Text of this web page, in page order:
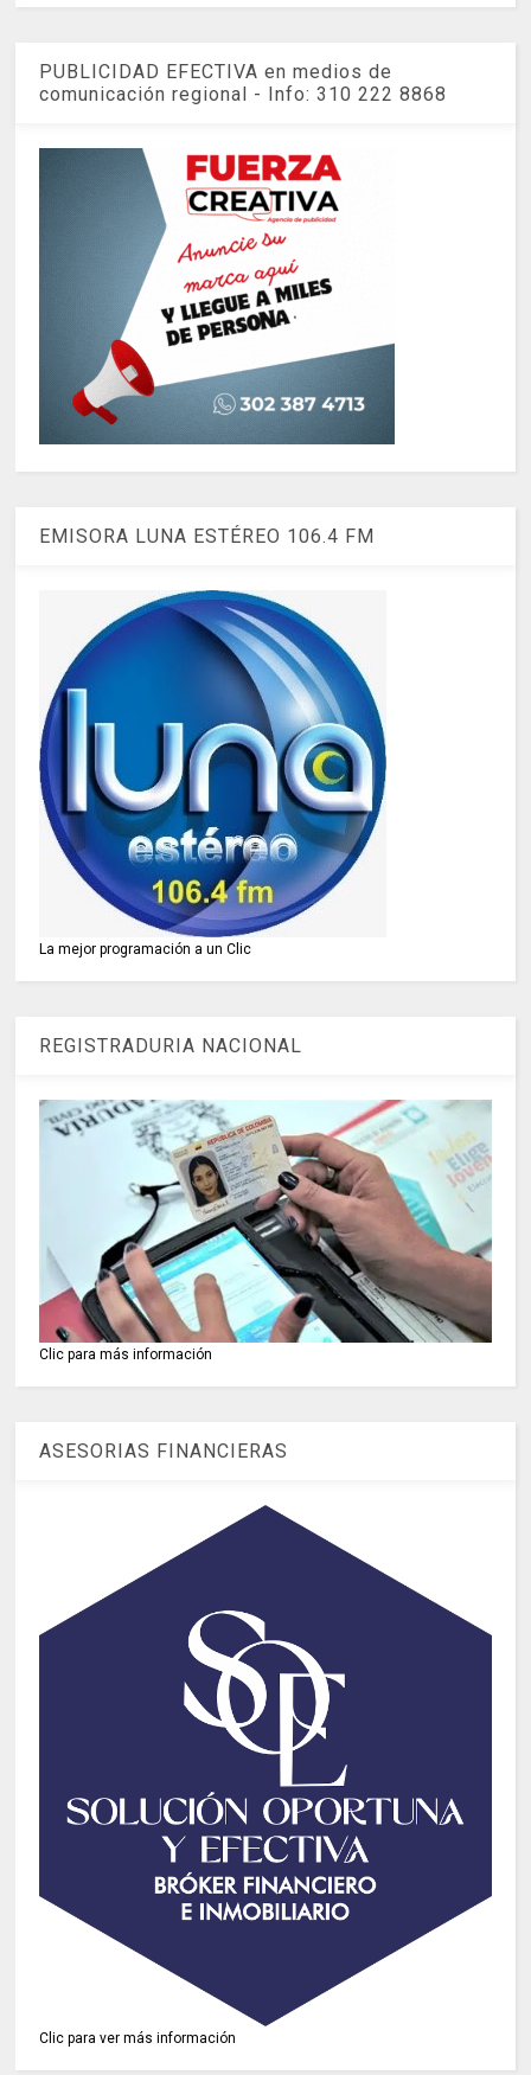
PUBLICIDAD EFECTIVA en medios de
comunicación regional - Info: 310 222 8868
EMISORA LUNA ESTÉREO 106.4 FM
La mejor programación a un Clic
REGISTRADURIA NACIONAL
Clic para más información
ASESORIAS FINANCIERAS
Clic para ver más información